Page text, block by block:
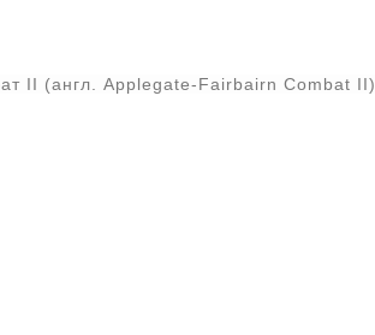
II (англ. Applegate-Fairbairn Combat II).